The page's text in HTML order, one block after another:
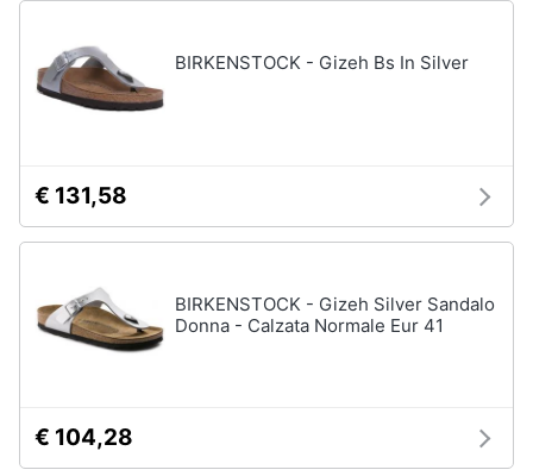
BIRKENSTOCK - Gizeh Bs In Silver
€ 131,58
BIRKENSTOCK - Gizeh Silver Sandalo
Donna - Calzata Normale Eur 41
€ 104,28